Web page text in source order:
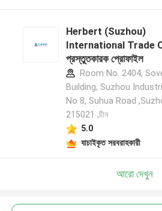
Herbert (Suzhou)
International Trade
প্রস্তুতকারক প্রোফাইল
Room No. 2404,
Building, Suzhou
No 8, Suhua Road
215021 ,চীন
5.0
যাচাইকৃত সরবরাহকারী
আরো দেখুন